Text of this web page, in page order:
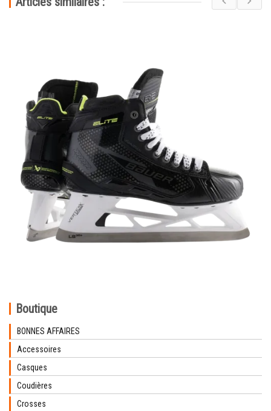
Boutique
BONNES AFFAIRES
Accessoires
Casques
Coudières
Crosses